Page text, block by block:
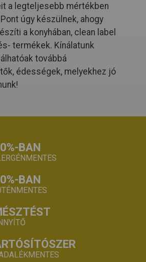
a legteljesebb mértékben
úgy készülnek, ahogy
a konyhában, clean label
termékek. Kínálatunk
továbbá
édességek, melyekhez jó
BAN
BAN